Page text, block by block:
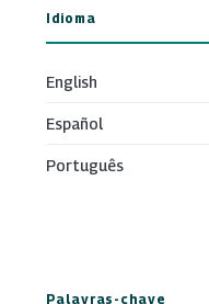
Idioma
English
Español
Português
Palavras-chave